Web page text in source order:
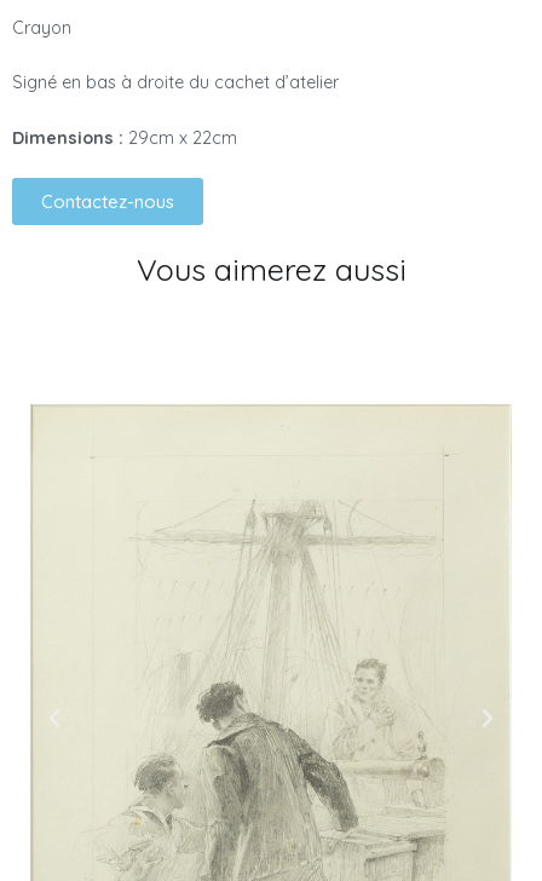
Crayon
Signé en bas à droite du cachet d’atelier
Dimensions : 29cm x 22cm
Contactez-nous
Vous aimerez aussi